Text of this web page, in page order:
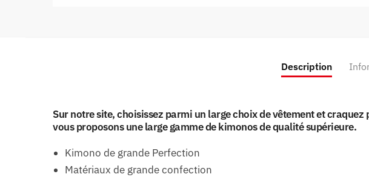
Description
Sur notre site, choisissez parmi un large choix de vêtement et
vous proposons une large gamme de kimonos de qualité supérieure.
Kimono de grande Perfection
Matériaux de grande confection